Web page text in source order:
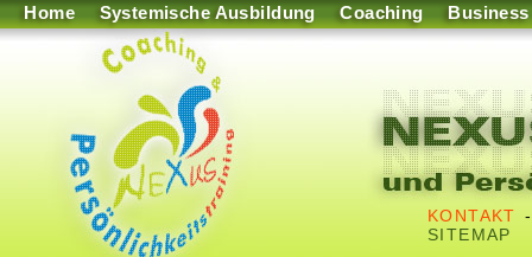
Home Systemische Ausbildung Coaching Business
KONTAKT
SITEMAP